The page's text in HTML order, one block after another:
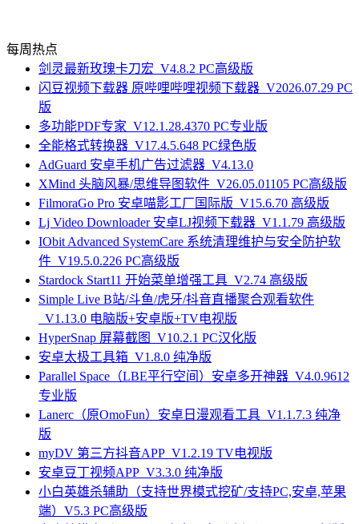
每周热点
剑灵最新玫瑰卡刀宏_V4.8.2 PC高级版
闪豆视频下载器 原哔哩哔哩视频下载器_V2026.07.29 PC
版
多功能PDF专家_V12.1.28.4370 PC专业版
全能格式转换器_V17.4.5.648 PC绿色版
AdGuard 安卓手机广告过滤器_V4.13.0
XMind 头脑风暴/思维导图软件_V26.05.01105 PC高级版
FilmoraGo Pro 安卓喵影工厂国际版_V15.6.70 高级版
Lj Video Downloader 安卓LJ视频下载器_V1.1.79 高级版
IObit Advanced SystemCare 系统清理维护与安全防护软
件_V19.5.0.226 PC高级版
Stardock Start11 开始菜单增强工具_V2.74 高级版
Simple Live B站/斗鱼/虎牙/抖音直播聚合观看软件
_V1.13.0 电脑版+安卓版+TV电视版
HyperSnap 屏幕截图_V10.2.1 PC汉化版
安卓太极工具箱_V1.8.0 纯净版
Parallel Space（LBE平行空间）安卓多开神器_V4.0.9612
专业版
Lanerc（原OmoFun）安卓日漫观看工具_V1.1.7.3 纯净
版
myDV 第三方抖音APP_V1.2.19 TV电视版
安卓豆丁视频APP_V3.3.0 纯净版
小白英雄杀辅助（支持世界模式挖矿/支持PC,安卓,苹果
端）V5.3 PC高级版